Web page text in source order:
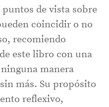
de vista sobre
coincidir o no
recomiendo
este libro con una
manera
más. Su propósito
reflexivo,